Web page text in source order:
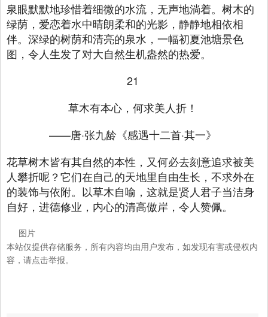
泉眼默默地珍惜着细微的水流，无声地淌着。树木的
绿荫，爱恋着水中晴朗柔和的光影，静静地相依相
伴。深绿的树荫和清亮的泉水，一幅初夏池塘景色
图，令人生发了对大自然生机盎然的热爱。
21
草木有本心，何求美人折！
——唐·张九龄《感遇十二首·其一》
花草树木皆有其自然的本性，又何必去刻意追求被美
人攀折呢？它们在自己的天地里自由生长，不求外在
的装饰与依附。以草木自喻，这就是贤人君子当洁身
自好，进德修业，内心的清高傲岸，令人赞佩。
图片
本站仅提供存储服务，所有内容均由用户发布，如发现有害或侵权内
容，请点击举报。